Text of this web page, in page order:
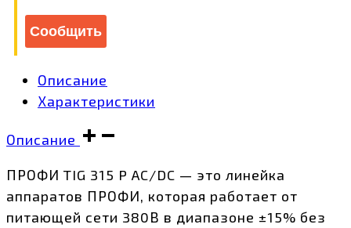
Сообщить
Описание
Характеристики
Описание
ПРОФИ TIG 315 P AC/DC — это линейка
аппаратов ПРОФИ, которая работает от
питающей сети 380В в диапазоне ±15% без